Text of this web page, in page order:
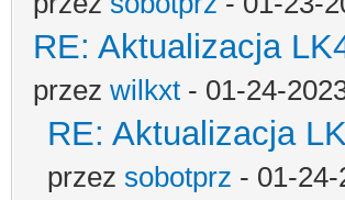
RE: Aktualizacja
przez wilkxt - 01-24-
RE: Aktualizacja
przez sobotprz - 01-